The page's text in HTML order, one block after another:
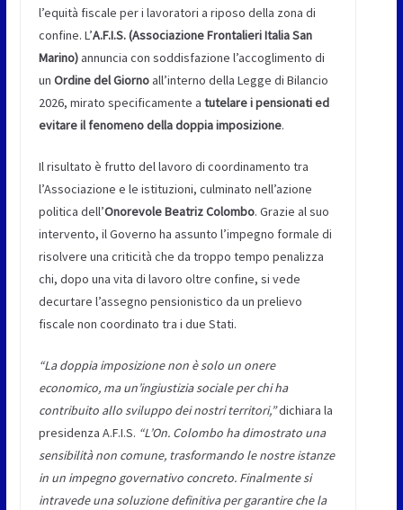
l’equità fiscale per i lavoratori a riposo della zona di
confine. L’A.F.I.S. (Associazione Frontalieri Italia San
Marino)annuncia con soddisfazione l’accoglimento di
un Ordine del Giornoall’interno della Legge di Bilancio
2026, mirato specificamente a tutelare i pensionati ed
evitare il fenomeno della doppia imposizione.
Il risultato è frutto del lavoro di coordinamento tra
l’Associazione e le istituzioni, culminato nell’azione
politica dell’Onorevole Beatriz Colombo. Grazie al suo
intervento, il Governo ha assunto l’impegno formale di
risolvere una criticità che da troppo tempo penalizza
chi, dopo una vita di lavoro oltre confine, si vede
decurtare l’assegno pensionistico da un prelievo
fiscale non coordinato tra i due Stati.
“La doppia imposizione non è solo un onere
economico, ma un’ingiustizia sociale per chi ha
contribuito allo sviluppo dei nostri territori,”dichiara la
presidenza A.F.I.S. “L’On. Colombo ha dimostrato una
sensibilità non comune, trasformando le nostre istanze
in un impegno governativo concreto. Finalmente si
intravede una soluzione definitiva per garantire che la